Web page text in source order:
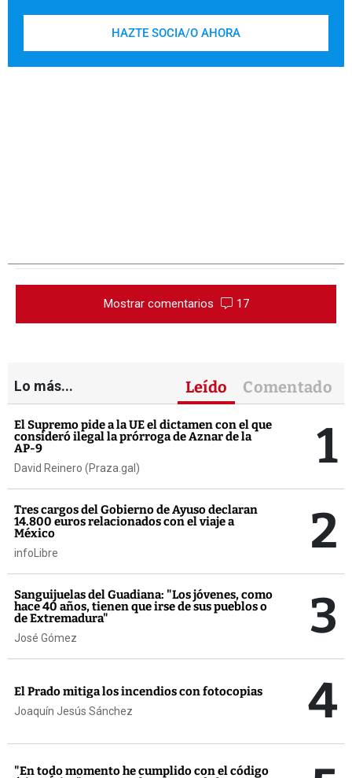
HAZTE SOCIA/O AHORA
Mostrar comentarios 17
Lo más... Leído Comentado
El Supremo pide a la UE el dictamen con el que
consideró ilegal la prórroga de Aznar de la
AP-9
David Reinero (Praza.gal) 1
Tres cargos del Gobierno de Ayuso declaran
14.800 euros relacionados con el viaje a
México
infoLibre 2
Sanguijuelas del Guadiana: "Los jóvenes, como
hace 40 años, tienen que irse de sus pueblos o
de Extremadura"
José Gómez 3
El Prado mitiga los incendios con fotocopias
Joaquín Jesús Sánchez 4
"En todo momento he cumplido con el código